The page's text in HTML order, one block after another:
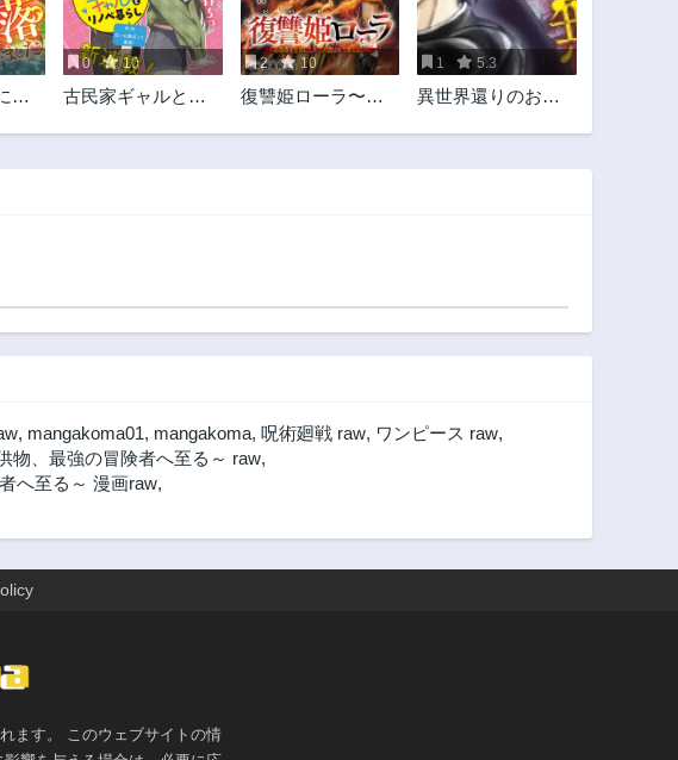
第6.1話
2年前
第6話
2年前
第4.2話
2年前
第4.1話
2年前
第3話 第2話
し
と
0 10
古民家ギャルとリ
2 10
復讐姫ローラ〜お
ない～
1 5.3
異世界還りのおっ
, mangakoma01, mangakoma, 呪術廻戦 raw, ワンピース raw,
物、最強の冒険者へ至る～ raw,
へ至る～ 漫画raw,
ます。 このウェブサイトの情